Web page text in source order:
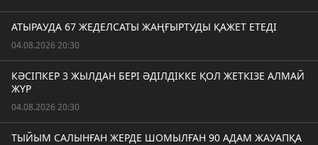
АТЫРАУДА 67 ЖЕДЕЛСАТЫ ЖАҢҒЫРТУДЫ ҚАЖЕТ ЕТЕДІ
04.08.2026 20:30
КӘСІПКЕР 3 ЖЫЛДАН БЕРІ ӘДІЛДІККЕ ҚОЛ ЖЕТКІЗЕ АЛМАЙ
ЖҮР
04.08.2026 20:30
ТЫЙЫМ САЛЫНҒАН ЖЕРДЕ ШОМЫЛҒАН 90 АДАМ ЖАУАПҚА